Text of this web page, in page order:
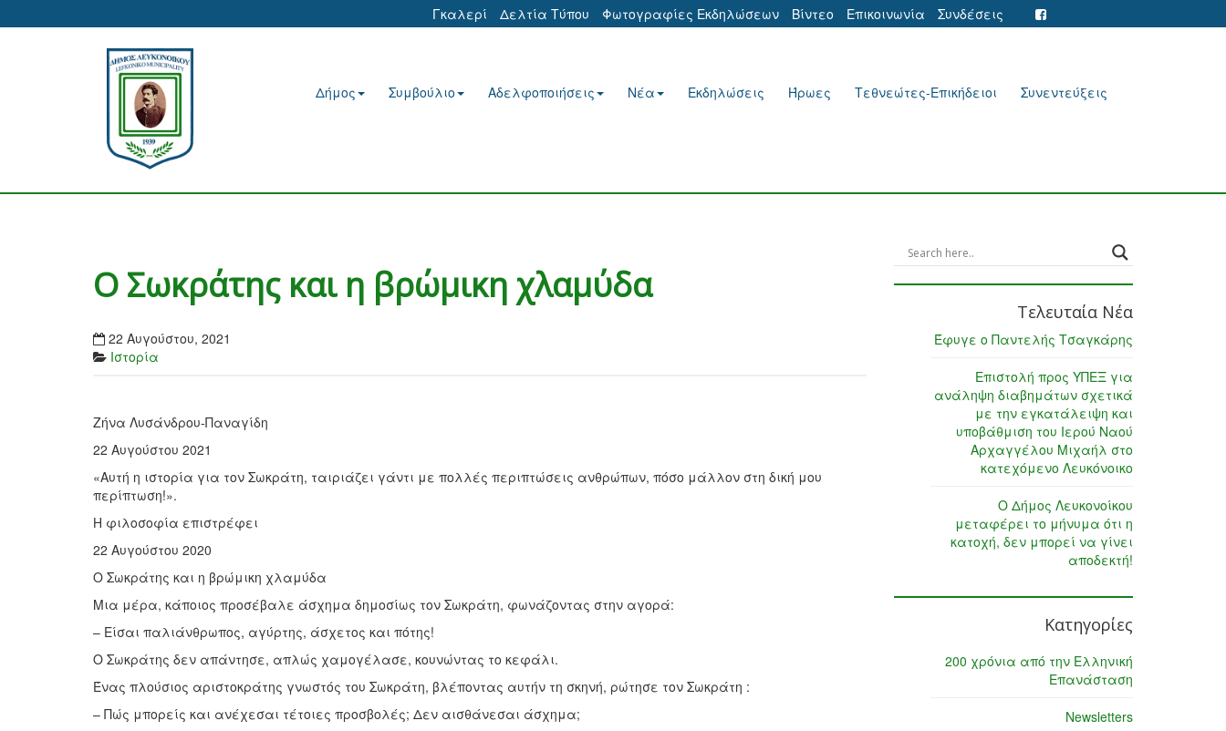
Γκαλερί Δελτία Τύπου Φωτογραφίες Εκδηλώσεων Βίντεο Επικοινωνία Συνδέσεις
Δήμος Συμβούλιο Αδελφοποιήσεις Νέα Εκδηλώσεις Ήρωες Τεθνεώτες-Επικήδειοι Συνεντεύξεις
Ο Σωκράτης και η βρώμικη χλαμύδα
22 Αυγούστου, 2021
Ιστορία
Ζήνα Λυσάνδρου-Παναγίδη
22 Αυγούστου 2021
«Αυτή η ιστορία για τον Σωκράτη, ταιριάζει γάντι με πολλές περιπτώσεις ανθρώπων, πόσο μάλλον στη δική μου
περίπτωση!».
Η φιλοσοφία επιστρέφει
22 Αυγούστου 2020
Ο Σωκράτης και η βρώμικη χλαμύδα
Μια μέρα, κάποιος προσέβαλε άσχημα δημοσίως τον Σωκράτη, φωνάζοντας στην αγορά:
– Είσαι παλιάνθρωπος, αγύρτης, άσχετος και πότης!
Ο Σωκράτης δεν απάντησε, απλώς χαμογέλασε, κουνώντας το κεφάλι.
Ένας πλούσιος αριστοκράτης γνωστός του Σωκράτη, βλέποντας αυτήν τη σκηνή, ρώτησε τον Σωκράτη :
– Πώς μπορείς και ανέχεσαι τέτοιες προσβολές; Δεν αισθάνεσαι άσχημα;
Τελευταία Νέα
Έφυγε ο Παντελής Τσαγκάρης
Επιστολή προς ΥΠΕΞ για
ανάληψη διαβημάτων σχετικά
με την εγκατάλειψη και
υποβάθμιση του Ιερού Ναού
Αρχαγγέλου Μιχαήλ στο
κατεχόμενο Λευκόνοικο
Ο Δήμος Λευκονοίκου
μεταφέρει το μήνυμα ότι η
κατοχή, δεν μπορεί να γίνει
αποδεκτή!
Κατηγορίες
200 χρόνια από την Ελληνική
Επανάσταση
Newsletters